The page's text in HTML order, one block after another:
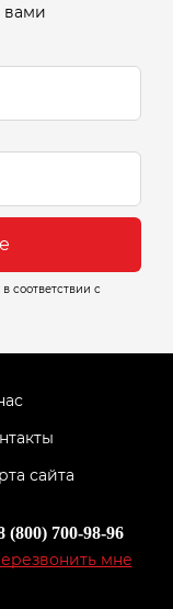
вами
соответствии с
сайта
(800) 700-98-96
мне